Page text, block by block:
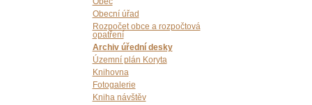
Obecní úřad
Rozpočet obce a rozpočtová
opatření
Archiv úřední desky
Územní plán Koryta
Knihovna
Fotogalerie
Kniha návštěv